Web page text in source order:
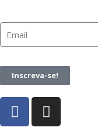
Inscreva-se!